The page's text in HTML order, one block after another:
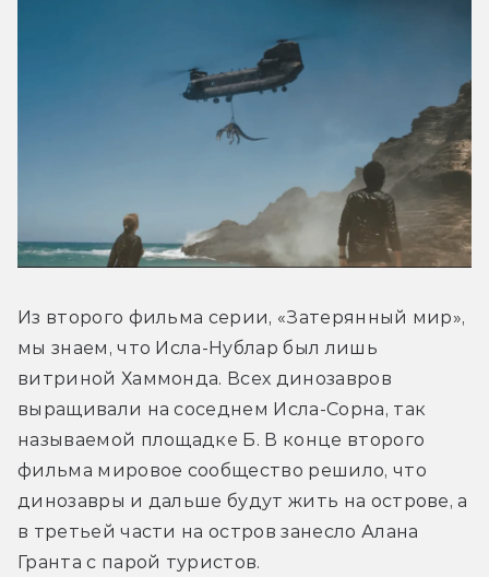
Из второго фильма серии, «Затерянный мир»,
мы знаем, что Исла-Нублар был лишь
витриной Хаммонда. Всех динозавров
выращивали на соседнем Исла-Сорна, так
называемой площадке Б. В конце второго
фильма мировое сообщество решило, что
динозавры и дальше будут жить на острове, а
в третьей части на остров занесло Алана
Гранта с парой туристов.